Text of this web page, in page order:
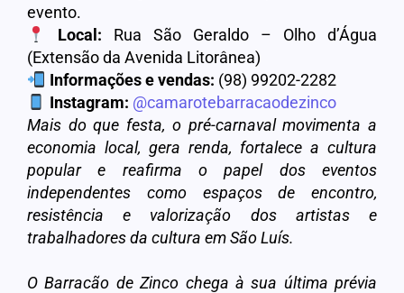
evento.
Local: Rua São Geraldo – Olho d’Água
(Extensão da Avenida Litorânea)
Informações e vendas: (98) 99202-2282
Instagram: @camarotebarracaodezinco
Mais do que festa, o pré-carnaval movimenta a
economia local, gera renda, fortalece a cultura
popular e reafirma o papel dos eventos
independentes como espaços de encontro,
resistência e valorização dos artistas e
trabalhadores da cultura em São Luís.
O Barracão de Zinco chega à sua última prévia